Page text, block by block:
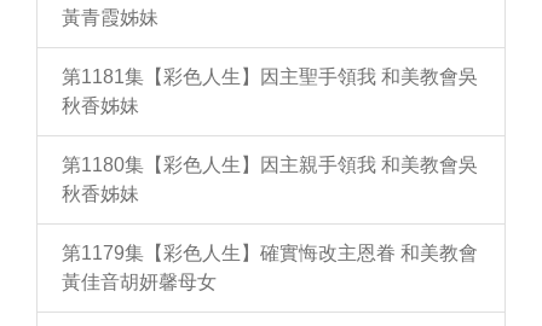
黃青霞姊妹
第1181集【彩色人生】因主聖手領我 和美教會吳
秋香姊妹
第1180集【彩色人生】因主親手領我 和美教會吳
秋香姊妹
第1179集【彩色人生】確實悔改主恩眷 和美教會
黃佳音胡妍馨母女